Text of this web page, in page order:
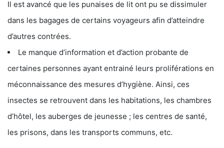
Il est avancé que les punaises de lit ont pu se dissimuler
dans les bagages de certains voyageurs afin d’atteindre
d’autres contrées.
Le manque d’information et d’action probante de
certaines personnes ayant entrainé leurs proliférations en
méconnaissance des mesures d’hygiène. Ainsi, ces
insectes se retrouvent dans les habitations, les chambres
d’hôtel, les auberges de jeunesse ; les centres de santé,
les prisons, dans les transports communs, etc.